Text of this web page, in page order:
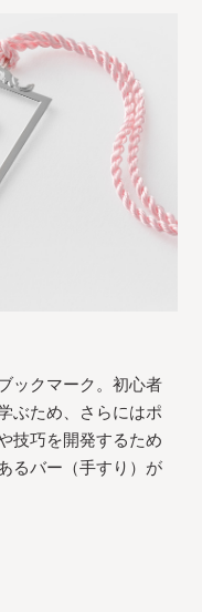
ックマーク。初心者
ぶため、さらにはポ
技巧を開発するため
るバー（手すり）が